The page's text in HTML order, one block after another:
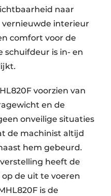
naar
interieur
comfort voor de
schuifdeur is in- en
voorzien van
en de
onveilige situaties
de machinist altijd
hem gebeurd.
heeft de
de uit te voeren
is de